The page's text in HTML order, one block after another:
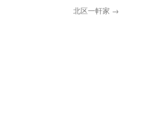
北区一軒家 →